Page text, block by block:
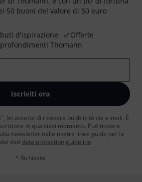
50 buoni del valore di 50 euro
d'ispirazione
Offerte
Thomann
Iscriviti ora
lei accetta di ricevere pubblicità via e-mail. È
in qualsiasi momento. Può trovare
newsletter nelle nostre linee guida per la
dati data protection guideline.
* Richiesto